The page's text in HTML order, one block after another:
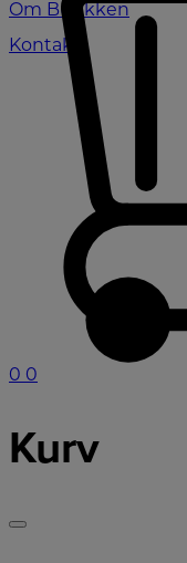
Om Butikken
Kontakt
0 0
Kurv